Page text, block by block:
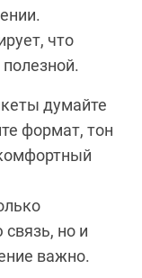
что
думайте
формат, тон
но и
важно.